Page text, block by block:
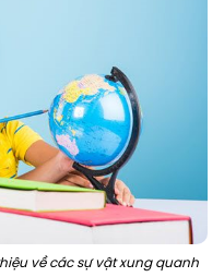
về các sự vật xung quanh